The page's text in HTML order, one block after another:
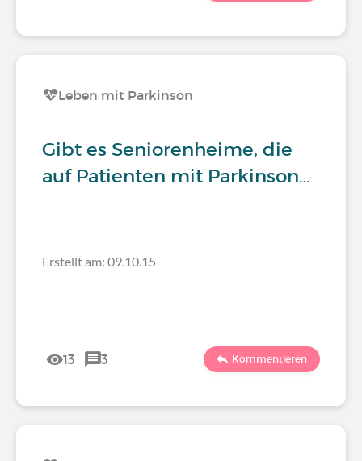
Leben mit Parkinson
Gibt es Seniorenheime, die
auf Patienten mit Parkinson…
Erstellt am: 09.10.15
13 3 Kommentieren